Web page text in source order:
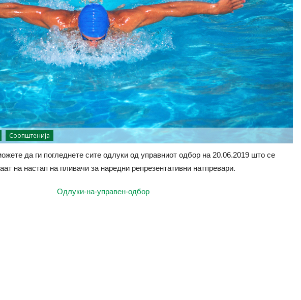
Соопштенија
да ги погледнете сите одлуки од управниот одбор на 20.06.2019 што се
на настап на пливачи за наредни репрезентативни натпревари.
Одлуки-на-управен-одбор